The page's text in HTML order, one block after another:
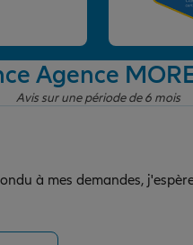
Agence
Avis sur une période de 6 mois
à mes demandes,